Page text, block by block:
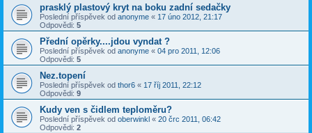
prasklý plastový kryt na boku zadní sedačky
Poslední příspěvek od anonyme « 17 úno 2012, 21:17
Odpovědi: 5
Přední opěrky....jdou vyndat ?
Poslední příspěvek od anonyme « 04 pro 2011, 12:06
Odpovědi: 5
Nez.topení
Poslední příspěvek od thor6 « 17 říj 2011, 22:12
Odpovědi: 9
Kudy ven s čidlem teploměru?
Poslední příspěvek od oberwinkl « 20 črc 2011, 06:42
Odpovědi: 2